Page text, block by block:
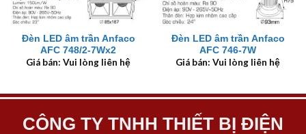
Đèn LED âm trần Anfaco
AFC 748/2-7Wx2
Giá bán: Vui lòng liên hệ
Đèn LED âm trần Anfaco
AFC 746-7W
Giá bán: Vui lòng liên hệ
CÔNG TY TNHH THIẾT BỊ ĐIỆN